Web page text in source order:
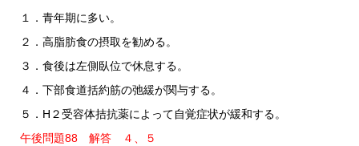
１．青年期に多い。
２．高脂肪食の摂取を勧める。
３．食後は左側臥位で休息する。
４．下部食道括約筋の弛緩が関与する。
５．H２受容体拮抗薬によって自覚症状が緩和する。
午後問題88 解答 ４、５